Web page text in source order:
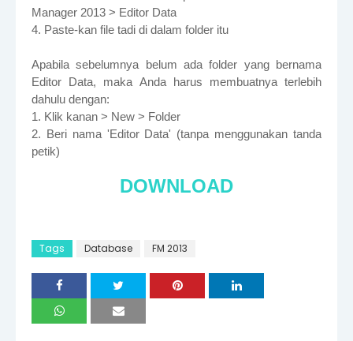
Manager 2013 > Editor Data
4. Paste-kan file tadi di dalam folder itu
Apabila sebelumnya belum ada folder yang bernama
Editor Data, maka Anda harus membuatnya terlebih
dahulu dengan:
1. Klik kanan > New > Folder
2. Beri nama 'Editor Data' (tanpa menggunakan tanda
petik)
DOWNLOAD
Tags Database FM 2013